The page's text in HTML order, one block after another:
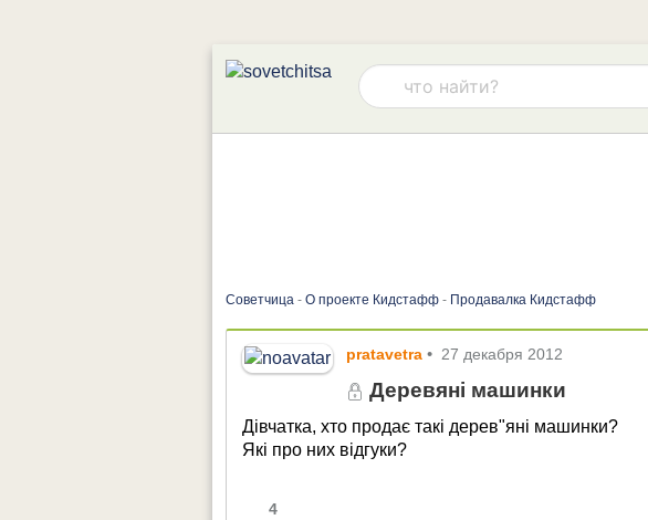
Советчица - О проекте Кидстафф - Продавалка Кидстафф
pratavetra • 27 декабря 2012
Деревяні машинки
Дівчатка, хто продає такі дерев"яні машинки?
Які про них відгуки?
4